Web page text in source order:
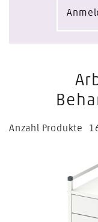
Anzahl Produkte